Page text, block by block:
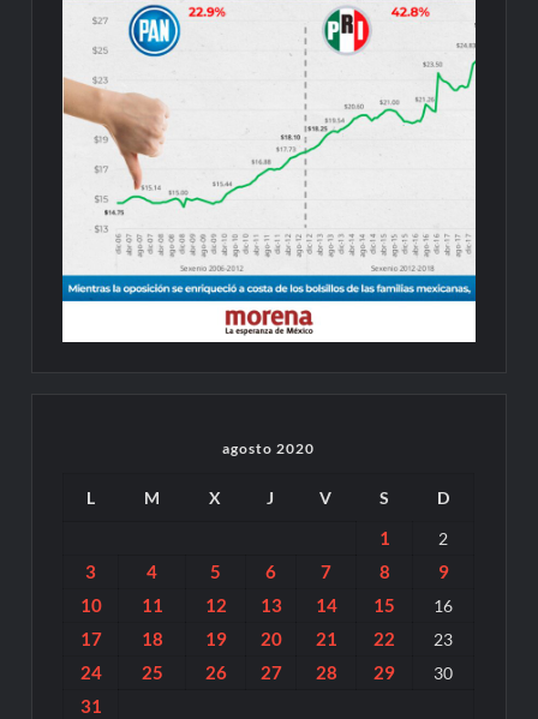
agosto 2020
L M X J V S D
1 2
3 4 5 6 7 8
9
10
11 12 13 14 15 16
17 18 19 20 21 22 23
24 25 26 27 28 29 30
31